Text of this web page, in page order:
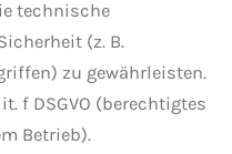
technische
(z. B.
zu gewährleisten.
f DSGVO (berechtigtes
Betrieb).